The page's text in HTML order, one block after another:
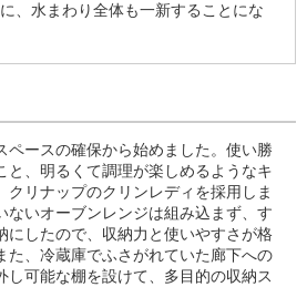
、水まわり全体も一新することにな
ペースの確保から始めました。使い勝
と、明るくて調理が楽しめるようなキ
クリナップのクリンレディを採用しま
ないオーブンレンジは組み込まず、す
にしたので、収納力と使いやすさが格
た、冷蔵庫でふさがれていた廊下への
し可能な棚を設けて、多目的の収納ス